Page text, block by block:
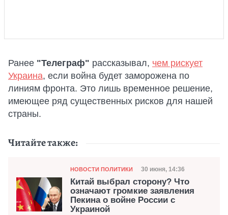
Ранее "Телеграф" рассказывал, чем рискует
Украина, если война будет заморожена по
линиям фронта. Это лишь временное решение,
имеющее ряд существенных рисков для нашей
страны.
Читайте также:
Категория
НОВОСТИ ПОЛИТИКИ Дата публикации
30 июня, 14:36
Китай выбрал сторону? Что
означают громкие заявления
Пекина о войне России с
Украиной